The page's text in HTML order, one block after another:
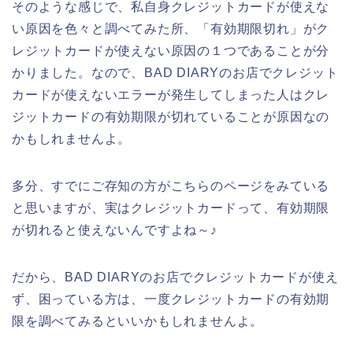
そのような感じで、私自身クレジットカードが使えな
い原因を色々と調べてみた所、「有効期限切れ」がク
レジットカードが使えない原因の１つであることが分
かりました。なので、BAD DIARYのお店でクレジット
カードが使えないエラーが発生してしまった人はクレ
ジットカードの有効期限が切れていることが原因なの
かもしれませんよ。
多分、すでにご存知の方がこちらのページをみている
と思いますが、実はクレジットカードって、有効期限
が切れると使えないんですよね～♪
だから、BAD DIARYのお店でクレジットカードが使え
ず、困っている方は、一度クレジットカードの有効期
限を調べてみるといいかもしれませんよ。